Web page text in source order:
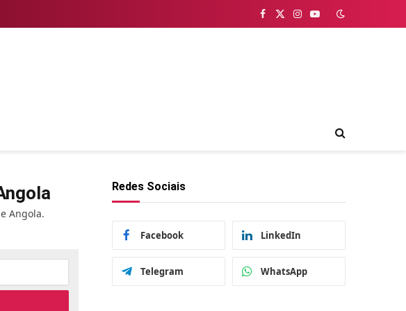
Facebook
X
Instagram
YouTube
Angola.
Redes Sociais
Facebook LinkedIn
Telegram WhatsApp